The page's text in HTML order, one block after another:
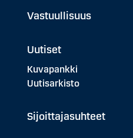
Vastuullisuus
Uutiset
Kuvapankki
Uutisarkisto
Sijoittajasuhteet